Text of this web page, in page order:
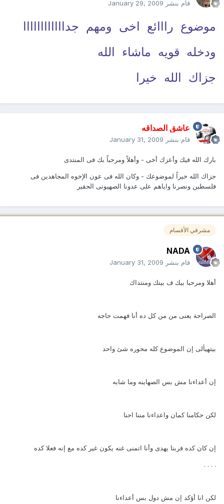
قام بنشر January 29, 2009
موضوع رااائع اخى ومهم جداااااااااااا
ودخله قويه ماشاء الله
جزاك الله خيرا
عاشق الصداقه
قام بنشر January 31, 2009
بارك الله فيك وأعزك أخى - وأهلاً ومرحباً بك فى المنتدى
جزاك الله خيراً لموضوعك - وكان الله فى عون الإخوه المجاهدين فى
فلسطين ونصرنا واياهم على عدونا الصهيونى الحقير
مشرفي الأقسام
NADA
قام بنشر January 31, 2009
أهلا ومرحبا بيك ف بيتك ومنتداك
الصراحة يعنى من من كل ده أنا فهمت حاجه
بيتهيألى إن الموضوع كله محوره شئ واحد
إن أعداءنا مش بس الصهاينه وما شابه
لكن حكامنا كمان واعداءنا مننا احنا
إن كان كده فربنا يهدى وأنا اتمنى غنه يكون غير كده مع إنه فعلا كده
. . . .
لكن انا أؤكد إن مش دول بس أعداءنا